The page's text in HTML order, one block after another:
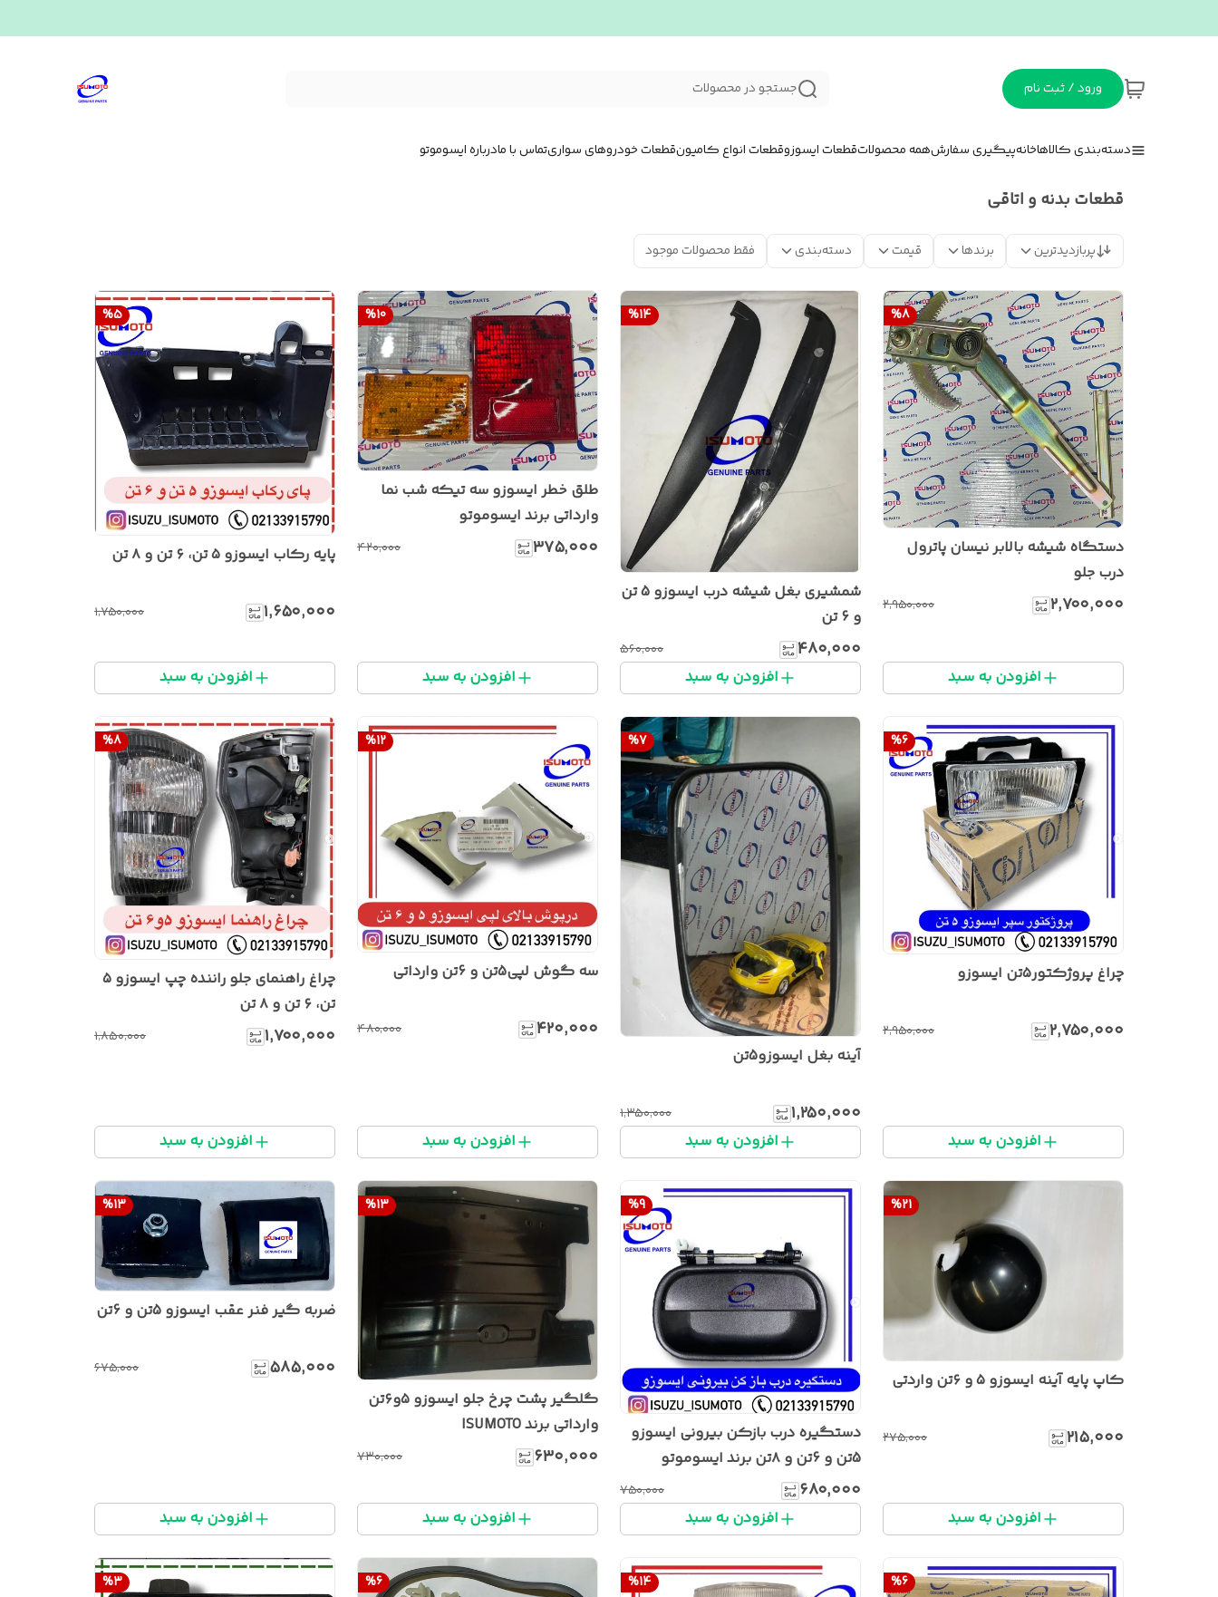
ورود / ثبت نام جستجو در محصولات
دسته‌بندی کالاهاخانهپیگیری سفارشهمه محصولاتقطعات ایسوزوقطعات انواع کامیونقطعات خودروهای سواریتماس با مادرباره ایسوموتو
قطعات بدنه و اتاقی
پربازدیدترین برندها قیمت دسته‌بندی فقط محصولات موجود
%8
دستگاه شیشه بالابر نیسان پاترول
درب جلو
۲٬۷۰۰٬۰۰۰ ۲٬۹۵۰٬۰۰۰
افزودن به سبد
%14
شمشیری بغل شیشه درب ایسوزو 5 تن
و 6 تن
۴۸۰٬۰۰۰ ۵۶۰٬۰۰۰
افزودن به سبد
%10
طلق خطر ایسوزو سه تیکه شب نما
وارداتی برند ایسوموتو
۳۷۵٬۰۰۰ ۴۲۰٬۰۰۰
افزودن به سبد
%5
پایه رکاب ایسوزو ۵ تن، ۶ تن و ۸ تن
۱٬۶۵۰٬۰۰۰ ۱٬۷۵۰٬۰۰۰
افزودن به سبد
%6
چراغ پروژکتور۵تن ایسوزو
۲٬۷۵۰٬۰۰۰ ۲٬۹۵۰٬۰۰۰
افزودن به سبد
%7
آینه بغل ایسوزو5تن
۱٬۲۵۰٬۰۰۰ ۱٬۳۵۰٬۰۰۰
افزودن به سبد
%12
سه گوش لپی5تن و 6تن وارداتی
۴۲۰٬۰۰۰ ۴۸۰٬۰۰۰
افزودن به سبد
%8
چراغ راهنمای جلو راننده چپ ایسوزو ۵
تن، ۶ تن و ۸ تن
۱٬۷۰۰٬۰۰۰ ۱٬۸۵۰٬۰۰۰
افزودن به سبد
%21
کاپ پایه آینه ایسوزو ۵ و ۶تن واردتی
۲۱۵٬۰۰۰ ۲۷۵٬۰۰۰
افزودن به سبد
%9
دستگیره درب بازکن بیرونی ایسوزو
5تن و 6تن و ۸تن برند ایسوموتو
۶۸۰٬۰۰۰ ۷۵۰٬۰۰۰
افزودن به سبد
%13
گلگیر پشت چرخ جلو ایسوزو ۵و۶تن
وارداتی برند ISUMOTO
۶۳۰٬۰۰۰ ۷۳۰٬۰۰۰
افزودن به سبد
%13
ضربه گیر فنر عقب ایسوزو 5تن و 6تن
۵۸۵٬۰۰۰ ۶۷۵٬۰۰۰
افزودن به سبد
%6
%14
%6
%3